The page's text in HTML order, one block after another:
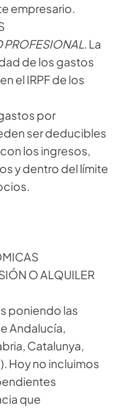
empresario.
PROFESIONAL. La
de los gastos
el IRPF de los
por
ser deducibles
los ingresos,
y dentro del límite
O ALQUILER
poniendo las
Andalucía,
Catalunya,
Hoy no incluimos
que